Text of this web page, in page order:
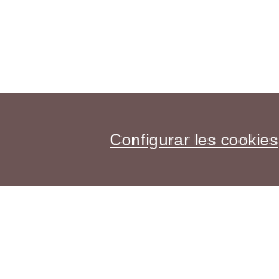
Configurar les cookies